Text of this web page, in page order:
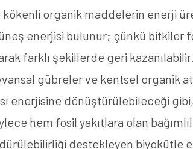
organik maddelerin enerji
enerjisi bulunur; çünkü bitkiler
farklı şekillerde geri
gübreler ve kentsel organik
enerjisine dönüştürülebileceği
hem fosil yakıtlara olan
destekleyen biyokütle